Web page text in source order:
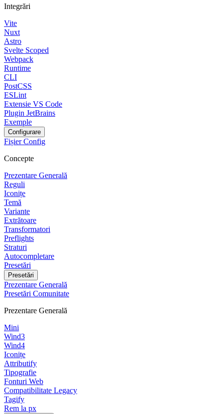
Integrări
Vite
Nuxt
Astro
Svelte Scoped
Webpack
Runtime
CLI
PostCSS
ESLint
Extensie VS Code
Plugin JetBrains
Exemple
Configurare
Fișier Config
Concepte
Prezentare Generală
Reguli
Iconițe
Temă
Variante
Extrătoare
Transformatori
Preflights
Straturi
Autocompletare
Presetări
Presetări
Prezentare Generală
Presetări Comunitate
Prezentare Generală
Mini
Wind3
Wind4
Iconițe
Attributify
Tipografie
Fonturi Web
Compatibilitate Legacy
Tagify
Rem la px